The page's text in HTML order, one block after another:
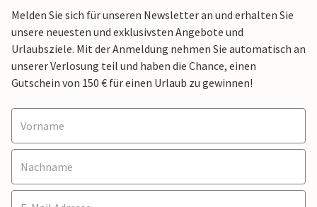
Melden Sie sich für unseren Newsletter an und erhalten Sie
unsere neuesten und exklusivsten Angebote und
Urlaubsziele. Mit der Anmeldung nehmen Sie automatisch an
unserer Verlosung teil und haben die Chance, einen
Gutschein von 150 € für einen Urlaub zu gewinnen!